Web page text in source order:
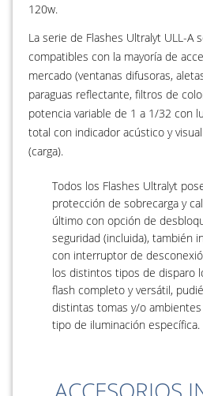
120w.
La serie de Flashes Ultralyt ULL-A
compatibles con la mayoría de
mercado (ventanas difusoras,
paraguas reflectante, filtros de
potencia variable de 1 a 1/32 con
total con indicador acústico y
(carga).
Todos los Flashes Ultralyt
protección de sobrecarga y
último con opción de
seguridad (incluida), también
con interruptor de
los distintos tipos de disparo
flash completo y versátil,
distintas tomas y/o
tipo de iluminación específica.